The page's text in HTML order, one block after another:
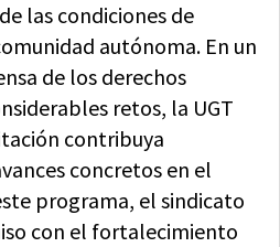
las condiciones de
autónoma. En un
de los derechos
retos, la UGT
contribuya
concretos en el
programa, el sindicato
con el fortalecimiento